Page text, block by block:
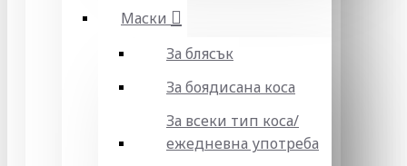
Маски
За блясък
За боядисана коса
За всеки тип коса/
ежедневна употреба